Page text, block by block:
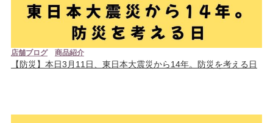
店舗ブログ 商品紹介
【防災】本日3月11日、東日本大震災から14年。防災を考える日